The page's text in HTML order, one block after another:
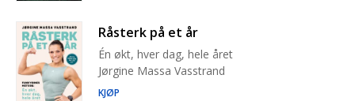
Råsterk på et år
Én økt, hver dag, hele året
Jørgine Massa Vasstrand
KJØP